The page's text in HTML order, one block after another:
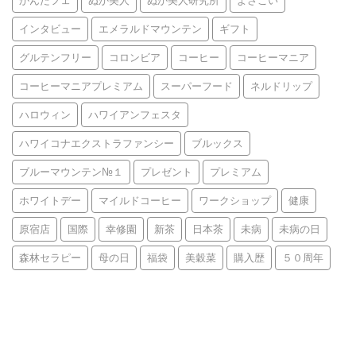
インタビュー エメラルドマウンテン ギフト
グルテンフリー コロンビア コーヒー コーヒーマニア
コーヒーマニアプレミアム スーパーフード ネルドリップ
ハロウィン ハワイアンフェスタ
ハワイコナエクストラファンシー ブルックス
ブルーマウンテン№１ プレゼント プレミアム
ホワイトデー マイルドコーヒー ワークショップ 健康
原宿店 国際 幸修園 新茶 日本茶 未病 未病の日
森林セラピー 母の日 福袋 美穀菜 購入歴 ５０周年